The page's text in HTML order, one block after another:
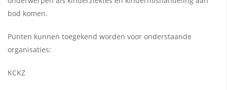
bod komen.
Punten kunnen toegekend worden voor onderstaande
organisaties:
KCKZ